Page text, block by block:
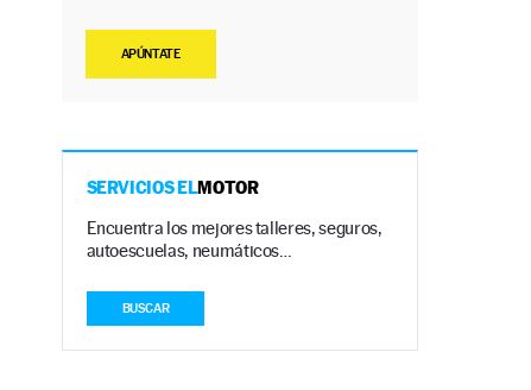
APÚNTATE
SERVICIOS ELMOTOR
Encuentra los mejores talleres, seguros,
autoescuelas, neumáticos…
BUSCAR